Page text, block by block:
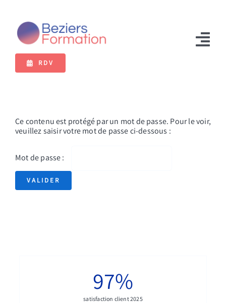
contenu
RDV
Ce contenu est protégé par un mot de passe. Pour le voir,
veuillez saisir votre mot de passe ci-dessous :
Mot de passe :
97%
satisfaction client 2025